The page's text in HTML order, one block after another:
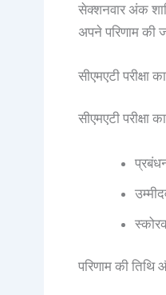
सेक्शनवार अंक
अपने परिणाम की
सीएमएटी परीक्षा
सीएमएटी परीक्षा
परिणाम की तिथि